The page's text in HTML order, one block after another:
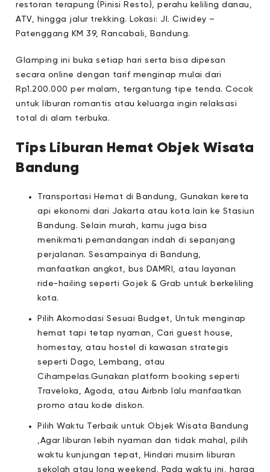
restoran terapung (Pinisi Resto), perahu keliling danau,
ATV, hingga jalur trekking. Lokasi: Jl. Ciwidey –
Patenggang KM 39, Rancabali, Bandung.
Glamping ini buka setiap hari serta bisa dipesan
secara online dengan tarif menginap mulai dari
Rp1.200.000 per malam, tergantung tipe tenda. Cocok
untuk liburan romantis atau keluarga ingin relaksasi
total di alam terbuka.
Tips Liburan Hemat Objek Wisata
Bandung
Transportasi Hemat di Bandung, Gunakan kereta
api ekonomi dari Jakarta atau kota lain ke Stasiun
Bandung. Selain murah, kamu juga bisa
menikmati pemandangan indah di sepanjang
perjalanan. Sesampainya di Bandung,
manfaatkan angkot, bus DAMRI, atau layanan
ride-hailing seperti Gojek & Grab untuk berkeliling
kota.
Pilih Akomodasi Sesuai Budget, Untuk menginap
hemat tapi tetap nyaman, Cari guest house,
homestay, atau hostel di kawasan strategis
seperti Dago, Lembang, atau
Cihampelas.Gunakan platform booking seperti
Traveloka, Agoda, atau Airbnb lalu manfaatkan
promo atau kode diskon.
Pilih Waktu Terbaik untuk Objek Wisata Bandung
,Agar liburan lebih nyaman dan tidak mahal, pilih
waktu kunjungan tepat, Hindari musim liburan
sekolah atau long weekend. Pada waktu ini, harga